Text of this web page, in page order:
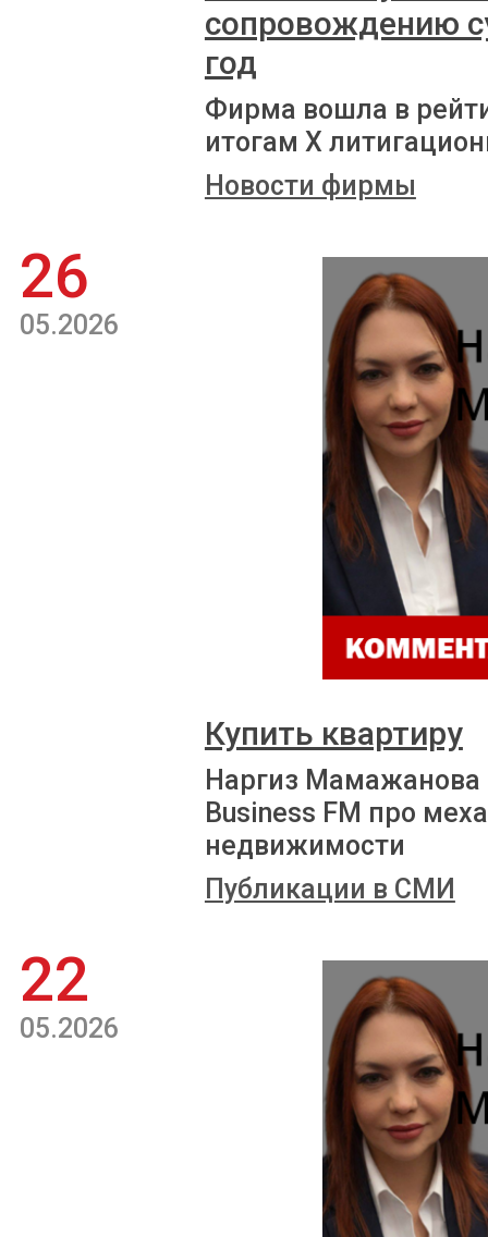
сопровождению
год
Фирма вошла в
итогам X
Новости фирмы
26
05.2026
Купить квартиру
Наргиз Мамажанова
Business FM про
недвижимости
Публикации в СМИ
22
05.2026